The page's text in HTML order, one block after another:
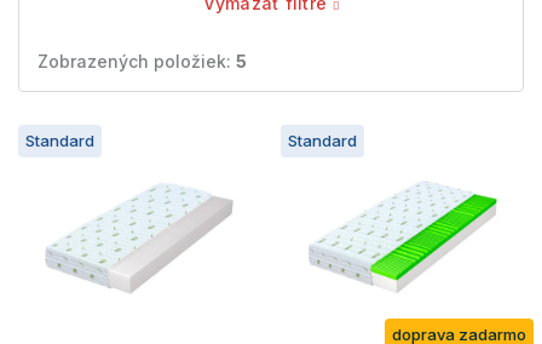
Zobrazených položiek: 5
V
ýStandard Standard
doprava zadarmo